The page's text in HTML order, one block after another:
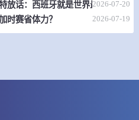
- 0 麦克亚瑟公羊队
放话：西班牙就是世界最强2026-07-20
时赛省体力？ 2026-07-19